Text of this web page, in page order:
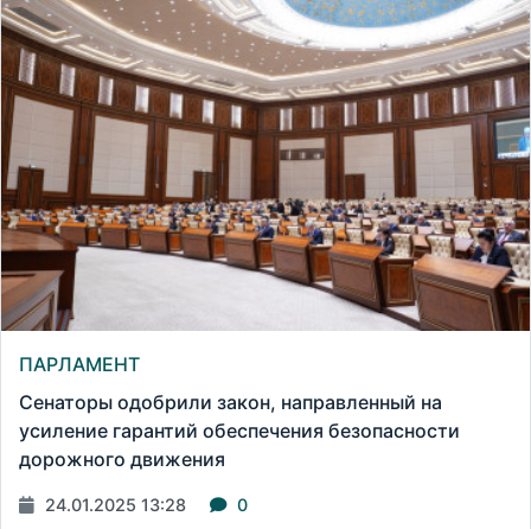
ПАРЛАМЕНТ
Сенаторы одобрили закон, направленный на
усиление гарантий обеспечения безопасности
дорожного движения
24.01.2025 13:28 0